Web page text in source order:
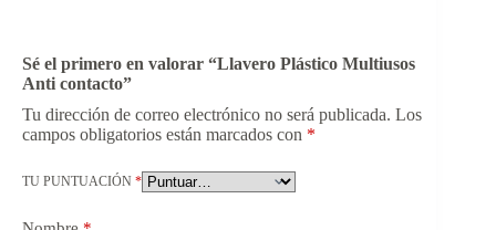
Sé el primero en valorar “Llavero Plástico Multiusos
Anti contacto”
Tu dirección de correo electrónico no será publicada. Los
campos obligatorios están marcados con *
TU PUNTUACIÓN *